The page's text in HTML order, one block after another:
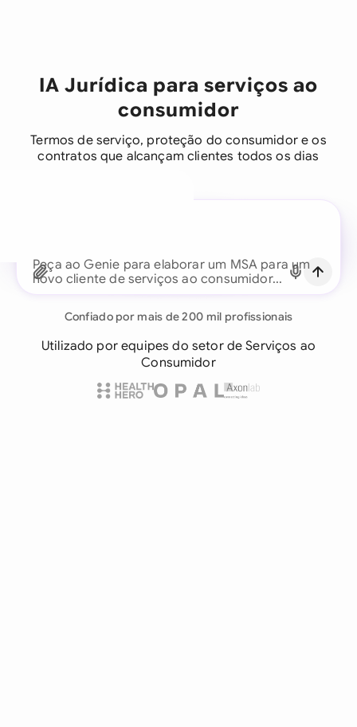
IA Jurídica para serviços ao
consumidor
Termos de serviço, proteção do consumidor e os
contratos que alcançam clientes todos os dias
Peça ao Genie para elaborar um MSA para um
novo cliente de serviços ao consumidor...
Confiado por mais de 200 mil profissionais
Utilizado por equipes do setor de Serviços ao
Consumidor
Continuar com email
Já tem uma conta?Fazer login